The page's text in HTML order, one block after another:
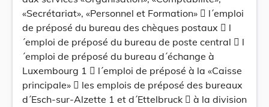
«Secrétariat», «Personnel et Formation»  l´emploi
de préposé du bureau des chèques postaux  l
´emploi de préposé du bureau de poste central  l
´emploi de préposé du bureau d´échange à
Luxembourg 1  l´emploi de préposé à la «Caisse
principale»  les emplois de préposé des bureaux
d´Esch-sur-Alzette 1 et d´Ettelbruck  à la division